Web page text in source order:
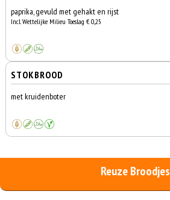
paprika, gevuld met gehakt en rijst
Incl. Wettelijke Milieu Toeslag € 0,25
STOKBROOD
met kruidenboter
Reuze Broodjes